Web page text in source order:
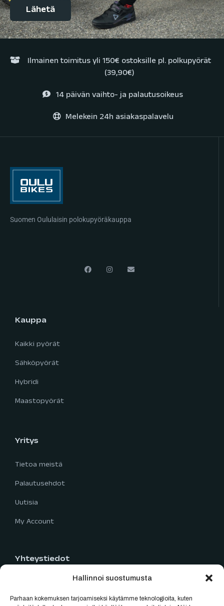
Hallinnoi suostumusta
Parhaan kokemuksen tarjoamiseksi käytämme teknologioita, kuten
Ilmainen toimitus yli 150€ ostoksille pl. polkupyörät
(39,90€)
14 päivän vaihto- ja palautusoikeus
Melekein 24h asiakaspalavelu
Suomen Oululaisin polokupyöräkauppa
Kauppa
Kaikki pyörät
Sähköpyörät
Hybridi
Maastopyörät
Yritys
Tietoa meistä
Palautusehdot
Uutisia
My Account
Yhteystiedot